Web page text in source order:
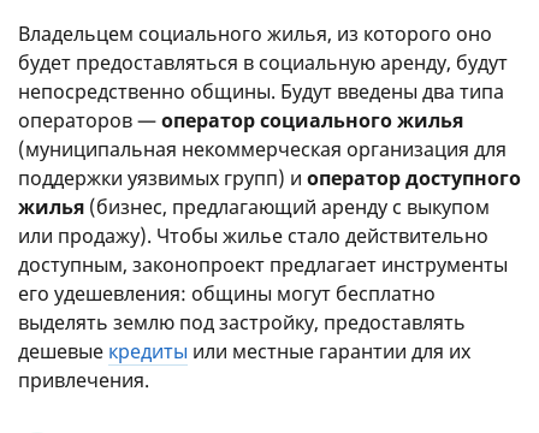
Владельцем социального жилья, из которого оно
будет предоставляться в социальную аренду, будут
непосредственно общины. Будут введены два типа
операторов —оператор социального жилья
(муниципальная некоммерческая организация для
поддержки уязвимых групп) и оператор доступного
жилья (бизнес, предлагающий аренду с выкупом
или продажу). Чтобы жилье стало действительно
доступным, законопроект предлагает инструменты
его удешевления: общины могут бесплатно
выделять землю под застройку, предоставлять
дешевые кредиты или местные гарантии для их
привлечения.